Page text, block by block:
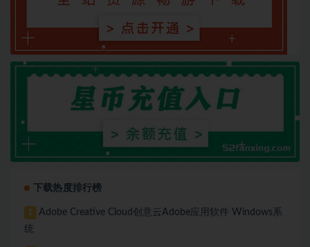
下载热度排行榜
1
Adobe Creative Cloud创意云Adobe应用软件 Windows系
统